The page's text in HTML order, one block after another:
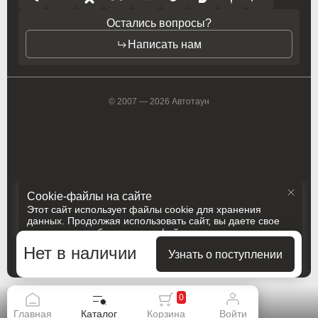
Cookie-файлы на сайте
Этот сайт использует файлы cookie для хранения
данных. Продолжая использовать сайт, вы даете свое
согласие на работу с этими файлами
Принять и закрыть
Нет в наличии Узнать о поступлении
Остались вопросы?
Написать нам
© 2007 — 2026 Автотаун
Разработка
Сделано в
Главная Каталог Корзина
0
Войти
Opel (PSA)
Peugeot PSA
Ravon
Saab
Opel (PSA)
Peugeot PSA
Ravon
Saab